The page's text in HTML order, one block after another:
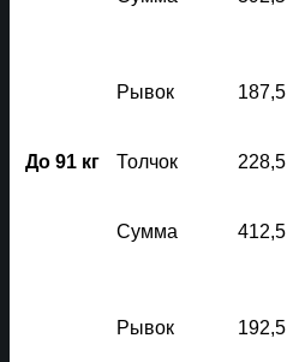
До 91 кг
Рывок 187,5
Толчок 228,5
Сумма 412,5
Рывок 192,5